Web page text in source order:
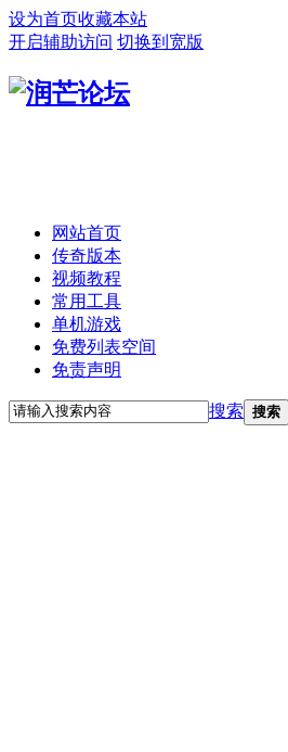
设为首页收藏本站
开启辅助访问 切换到宽版
网站首页
传奇版本
视频教程
常用工具
单机游戏
免费列表空间
免责声明
搜索 搜索